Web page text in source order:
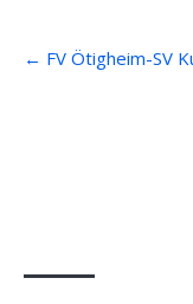
navigation
← FV Ötigheim-SV